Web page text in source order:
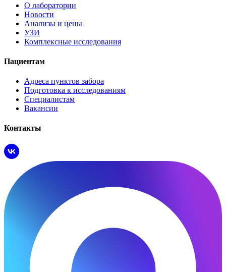
О лаборатории
Новости
Анализы и цены
УЗИ
Комплексные исследования
Пациентам
Адреса пунктов забора
Подготовка к исследованиям
Специалистам
Вакансии
Контакты